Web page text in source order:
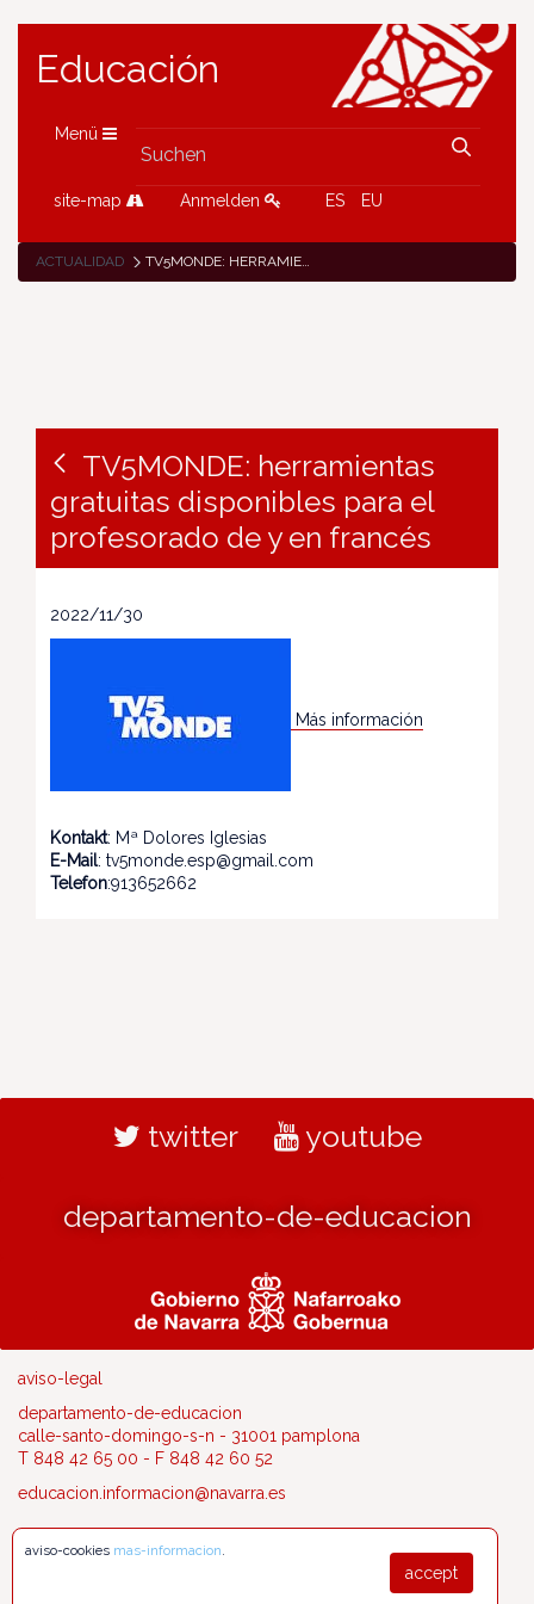
Educación
Menü
site-map Anmelden ES EU
ACTUALIDAD TV5MONDE: HERRAMIENTAS GRATUITAS DISPONIBLES PARA EL PROFESORADO DE Y EN FRANCÉS
TV5MONDE: herramientas
gratuitas disponibles para el
profesorado de y en francés
2022/11/30
Más información
Kontakt: Mª Dolores Iglesias
E-Mail: tv5monde.esp@gmail.com
Telefon:913652662
twitter youtube
departamento-de-educacion
aviso-legal
departamento-de-educacion
calle-santo-domingo-s-n - 31001 pamplona
T 848 42 65 00 - F 848 42 60 52
educacion.informacion@navarra.es
accept
aviso-cookies mas-informacion.